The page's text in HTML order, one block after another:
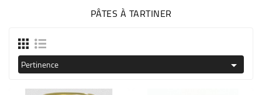
BOISSON
HYGIÈNE
SOINS
PÂTES À TARTINER
Pertinence 